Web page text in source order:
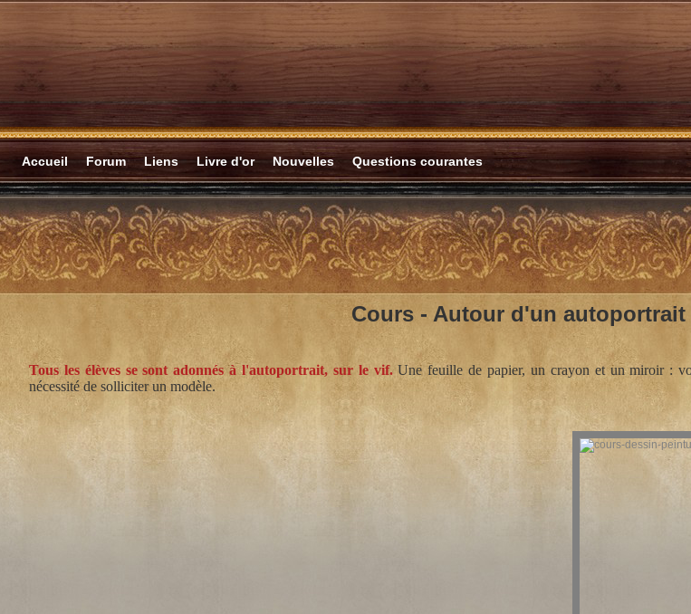
Accueil Forum Liens Livre d'or Nouvelles Questions courantes
Cours - Autour d'un autoportrait
Tous les élèves se sont adonnés à l'autoportrait, sur le vif.Une feuille de papier, un crayon et un miroir :
nécessité de solliciter un modèle.